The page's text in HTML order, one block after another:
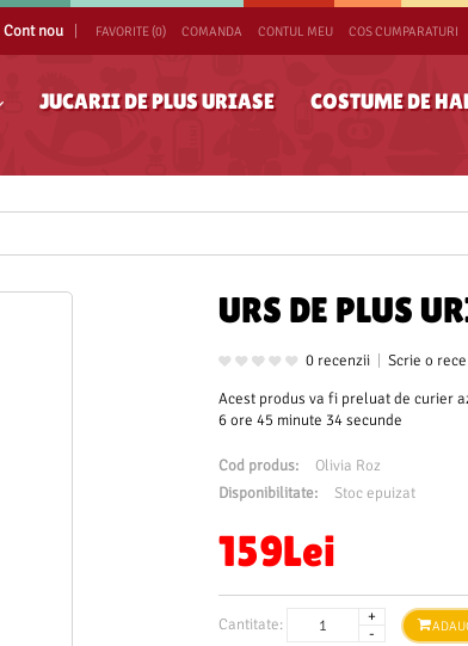
Cont nou FAVORITE (0) COMANDA CONTUL MEU COS CUMPARATURI
JUCARII DE PLUS URIASE COSTUME DE
URS DE PLUS
0 recenzii
Scrie o
Acest produs va fi preluat de curier
6 ore 45 minute 34 secunde
Cod produs:
Olivia Roz
Disponibilitate:
Stoc epuizat
159Lei
Cantitate: +
-